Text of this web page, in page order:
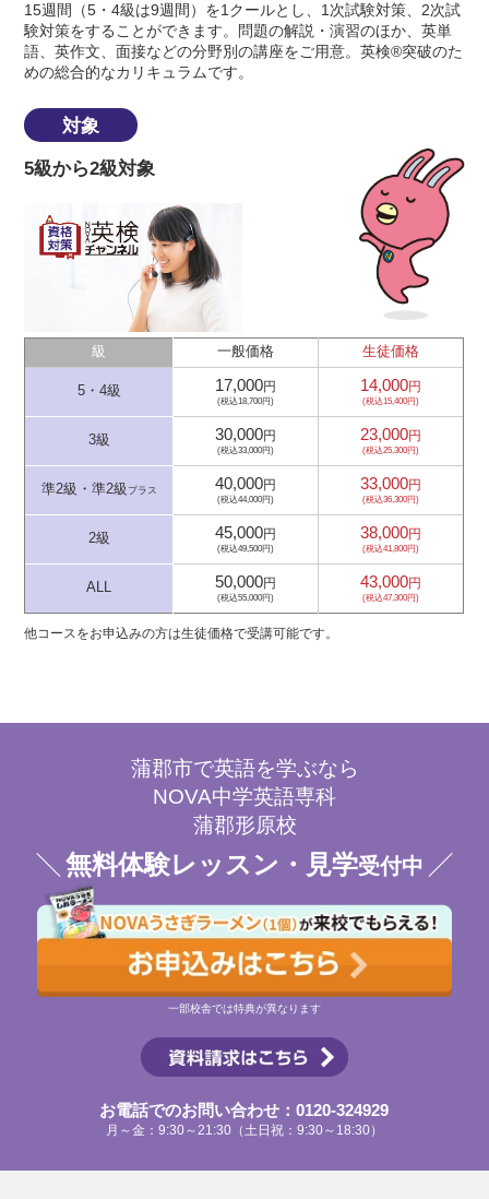
15週間（5・4級は9週間）を1クールとし、1次試験対策、2次試
験対策をすることができます。問題の解説・演習のほか、英単
語、英作文、面接などの分野別の講座をご用意。英検®突破のた
めの総合的なカリキュラムです。
対象
5級から2級対象
級 一般価格 生徒価格
5・4級 17,000円
(税込18,700円)
14,000円
(税込15,400円)
3級 30,000円
(税込33,000円)
23,000円
(税込25,300円)
準2級・準2級 プラス 40,000円
(税込44,000円)
33,000円
(税込36,300円)
2級 45,000円
(税込49,500円)
38,000円
(税込41,800円)
ALL 50,000円
(税込55,000円)
43,000円
(税込47,300円)
他コースをお申込みの方は生徒価格で受講可能です。
蒲郡市で英語を学ぶなら
NOVA中学英語専科
蒲郡形原校
無料体験レッスン・見学受付中
一部校舎では特典が異なります
お電話でのお問い合わせ：0120-324929
月～金：9:30～21:30（土日祝：9:30～18:30）